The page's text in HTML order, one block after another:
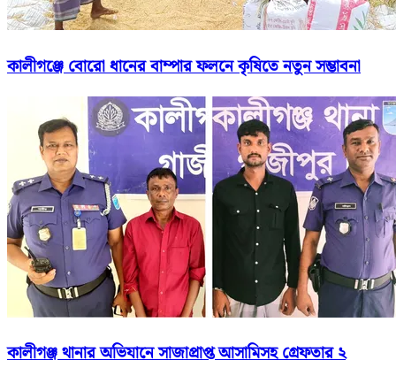
কালীগঞ্জে বোরো ধানের বাম্পার ফলনে কৃষিতে নতুন সম্ভাবনা
কালীগঞ্জ থানার অভিযানে সাজাপ্রাপ্ত আসামিসহ গ্রেফতার ২